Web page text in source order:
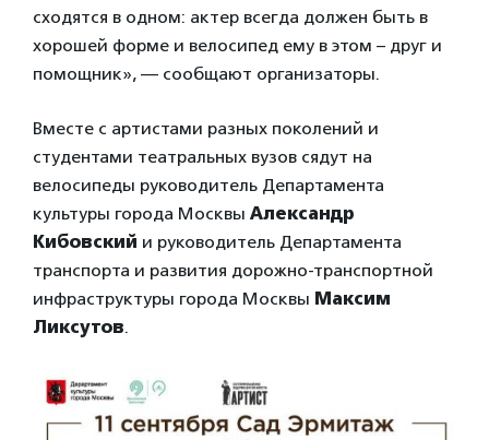
сходятся в одном: актер всегда должен быть в
хорошей форме и велосипед ему в этом – друг и
помощник», — сообщают организаторы.
Вместе с артистами разных поколений и
студентами театральных вузов сядут на
велосипеды руководитель Департамента
культуры города Москвы Александр
Кибовский и руководитель Департамента
транспорта и развития дорожно-транспортной
инфраструктуры города Москвы Максим
Ликсутов.